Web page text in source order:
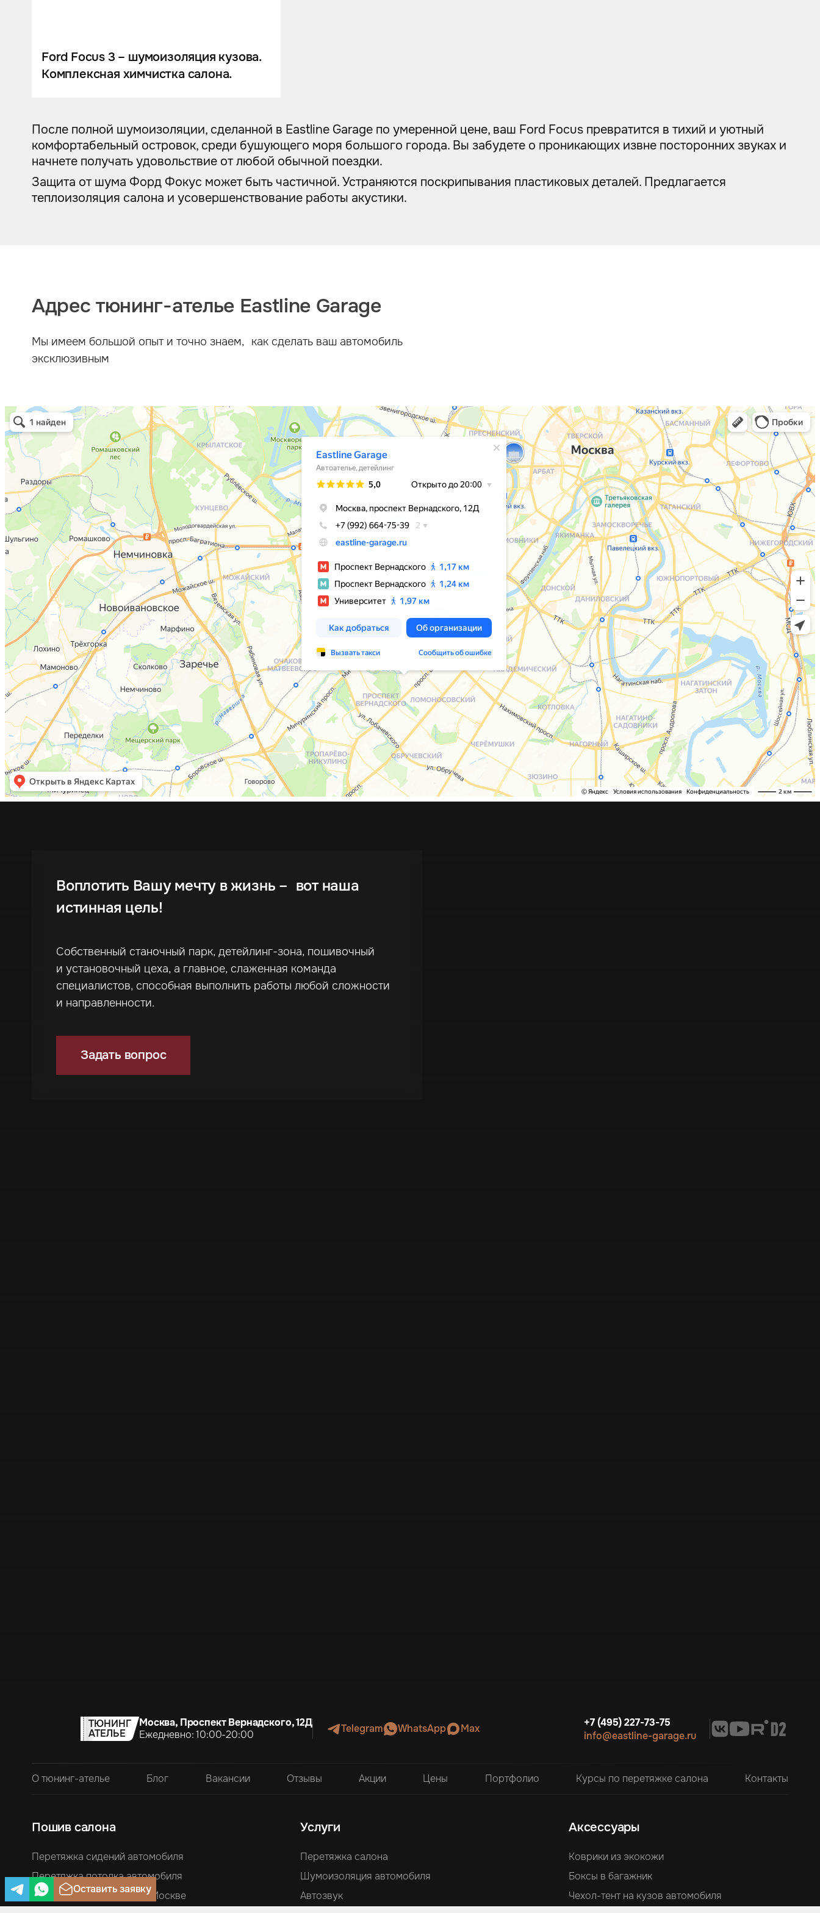
Активный выхлоп
Ford Focus 3 – шумоизоляция кузова.
Комплексная химчистка салона.
После полной шумоизоляции, сделанной в Eastline Garage по умеренной цене, ваш Ford Focus превратится в тихий и уютный
комфортабельный островок, среди бушующего моря большого города. Вы забудете о проникающих извне посторонних звуках и
начнете получать удовольствие от любой обычной поездки.
Защита от шума Форд Фокус может быть частичной. Устраняются поскрипывания пластиковых деталей. Предлагается
теплоизоляция салона и усовершенствование работы акустики.
Адрес тюнинг-ателье Eastline Garage
Мы имеем большой опыт и точно знаем, как сделать ваш автомобиль
эксклюзивным
Воплотить Вашу мечту в жизнь – вот наша
истинная цель!
Собственный станочный парк, детейлинг-зона, пошивочный
и установочный цеха, а главное, слаженная команда
специалистов, способная выполнить работы любой сложности
и направленности.
Задать вопрос
ТЮНИНГ
АТЕЛЬЕ
Москва, Проспект Вернадского, 12Д
Ежедневно: 10:00-20:00
Telegram WhatsApp Max
+7 (495) 227-73-75
info@eastline-garage.ru
О тюнинг-ателье Блог Вакансии Отзывы Акции Цены Портфолио Курсы по перетяжке салона Контакты
Пошив салона
Перетяжка сидений автомобиля
Перетяжка потолка автомобиля
Перетяжка руля кожей в Москве
Услуги
Перетяжка салона
Шумоизоляция автомобиля
Автозвук
Аксессуары
Коврики из экокожи
Боксы в багажник
Чехол-тент на кузов автомобиля
Оставить заявку